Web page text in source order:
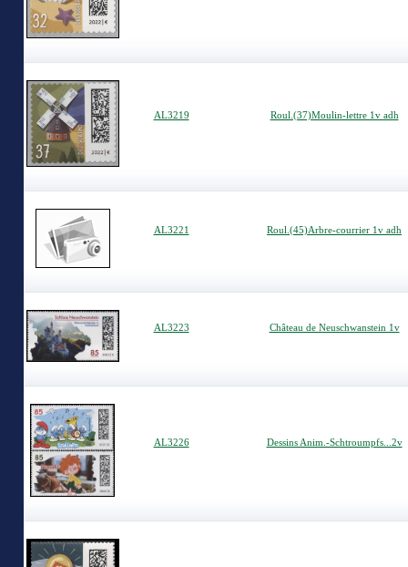
AL3219 Roul.(37)Moulin-lettre 1v adh
AL3221 Roul.(45)Arbre-courrier 1v adh
AL3223 Château de Neuschwanstein 1v
AL3226 Dessins Anim.-Schtroumpfs...2v